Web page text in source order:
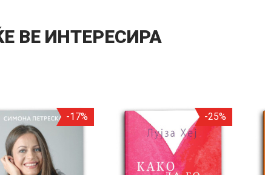
ВЕ ИНТЕРЕСИРА
-17% -25%